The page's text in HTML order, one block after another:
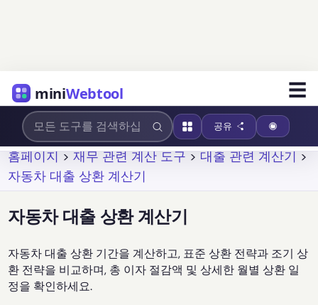
miniWebtool ☰
공유
홈페이지 >재무 관련 계산 도구 > 대출 관련 계산기 >
자동차 대출 상환 계산기
자동차 대출 상환 계산기
자동차 대출 상환 기간을 계산하고, 표준 상환 전략과 조기 상
환 전략을 비교하며, 총 이자 절감액 및 상세한 월별 상환 일
정을 확인하세요.